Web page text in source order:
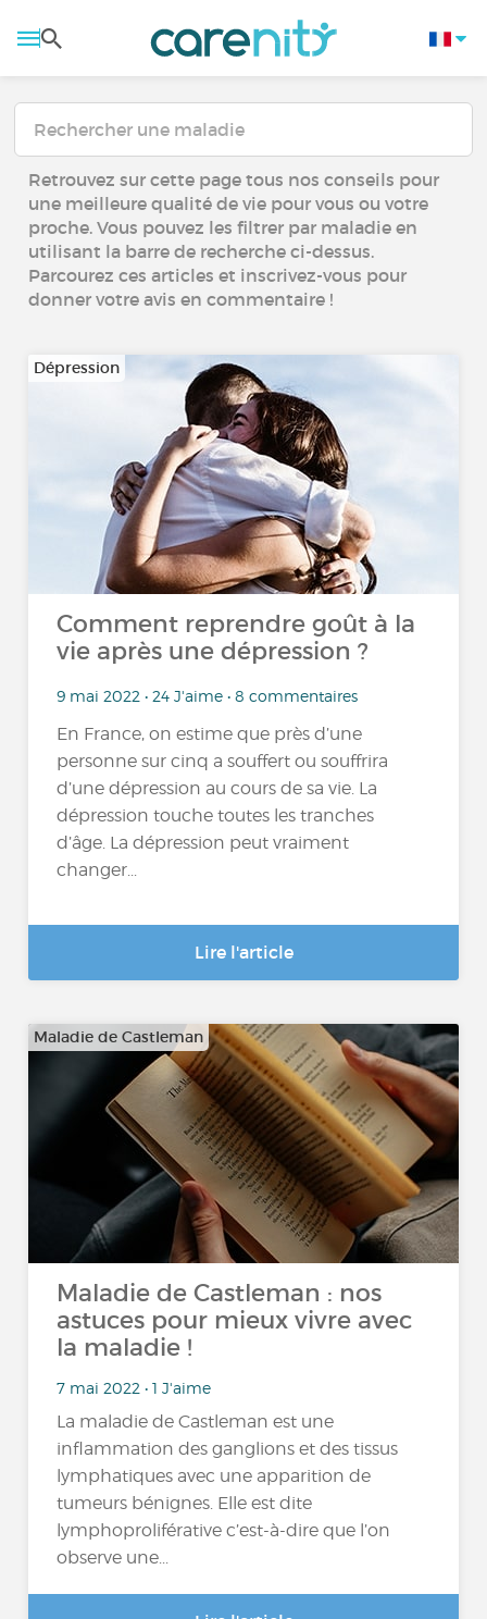
Retrouvez sur cette page tous nos conseils pour
une meilleure qualité de vie pour vous ou votre
proche. Vous pouvez les filtrer par maladie en
utilisant la barre de recherche ci-dessus.
Parcourez ces articles et inscrivez-vous pour
donner votre avis en commentaire !
Dépression
Comment reprendre goût à la
vie après une dépression ?
9 mai 2022 • 24 J'aime • 8 commentaires
En France, on estime que près d’une
personne sur cinq a souffert ou souffrira
d’une dépression au cours de sa vie. La
dépression touche toutes les tranches
d’âge. La dépression peut vraiment
changer...
Lire l'article
Maladie de Castleman
Maladie de Castleman : nos
astuces pour mieux vivre avec
la maladie !
7 mai 2022 • 1 J'aime
La maladie de Castleman est une
inflammation des ganglions et des tissus
lymphatiques avec une apparition de
tumeurs bénignes. Elle est dite
lymphoproliférative c’est-à-dire que l’on
observe une...